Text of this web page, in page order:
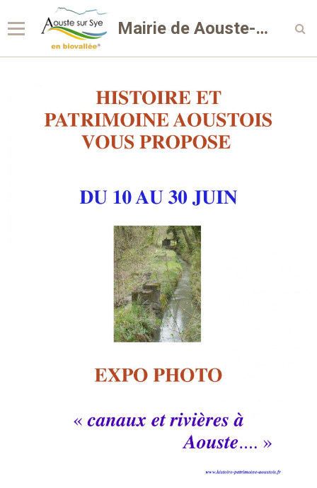
Mairie de Aouste-sur-Sye